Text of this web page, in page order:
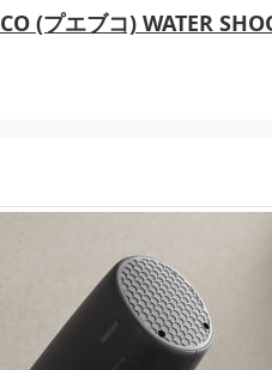
(プエブコ) WATER